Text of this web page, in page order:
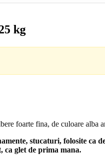
kg
foarte fina, de culoare alba
stucaturi, folosite ca
ca glet de prima mana.